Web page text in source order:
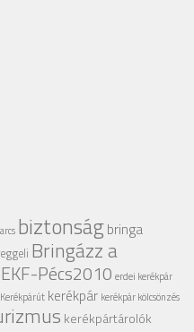
biztonságbringa
Bringázz a
EKF-Pécs2010 erdei kerékpár
kerékpár kerékpár kölcsönzés
kerékpártárolók